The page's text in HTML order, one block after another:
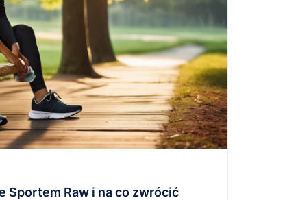
Sportem Raw i na co zwrócić